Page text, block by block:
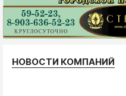
НОВОСТИ КОМПАНИЙ